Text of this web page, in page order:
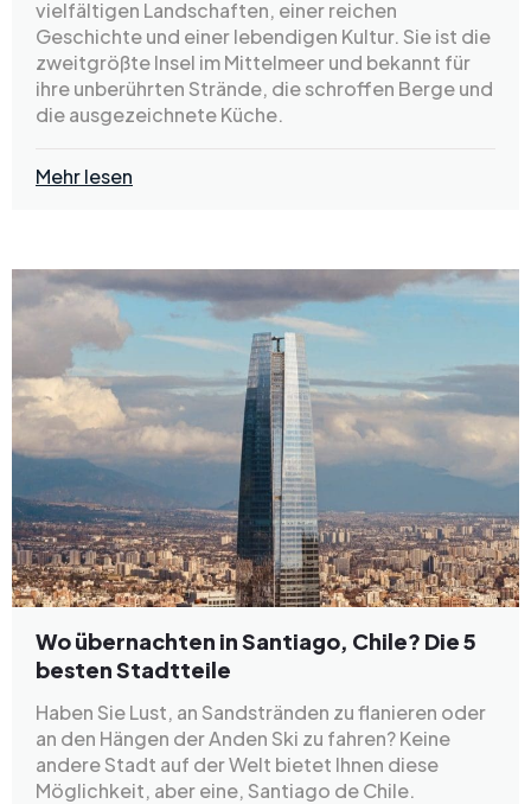
vielfältigen Landschaften, einer reichen
Geschichte und einer lebendigen Kultur. Sie ist die
zweitgrößte Insel im Mittelmeer und bekannt für
ihre unberührten Strände, die schroffen Berge und
die ausgezeichnete Küche.
Mehr lesen
Wo übernachten in Santiago, Chile? Die 5
besten Stadtteile
Haben Sie Lust, an Sandstränden zu flanieren oder
an den Hängen der Anden Ski zu fahren? Keine
andere Stadt auf der Welt bietet Ihnen diese
Möglichkeit, aber eine, Santiago de Chile.